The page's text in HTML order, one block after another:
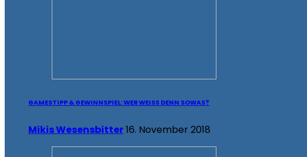
GAMESTIPP & GEWINNSPIEL: WER WEISS DENN SOWAS?
Mikis Wesensbitter16. November 2018